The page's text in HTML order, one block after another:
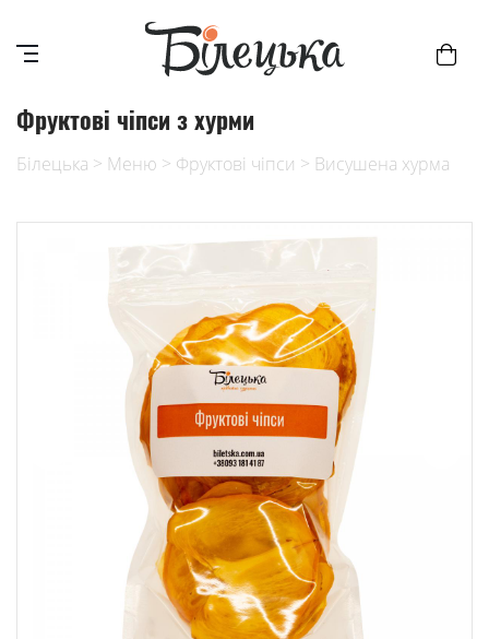
Фруктові чіпси з хурми
Білецька > Меню > Фруктові чіпси > Висушена хурма